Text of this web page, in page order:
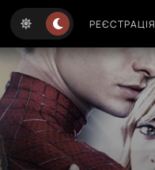
РЕЄСТРАЦІЯ